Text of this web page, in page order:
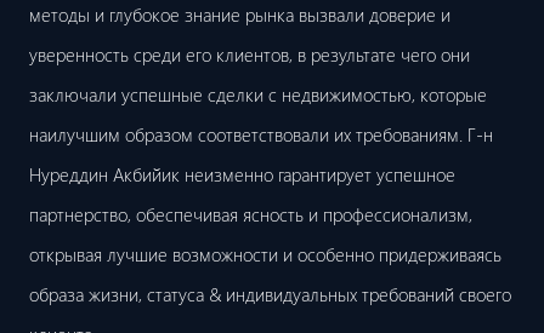
методы и глубокое знание рынка вызвали доверие и
уверенность среди его клиентов, в результате чего они
заключали успешные сделки с недвижимостью, которые
наилучшим образом соответствовали их требованиям. Г-н
Нуреддин Акбийик неизменно гарантирует успешное
партнерство, обеспечивая ясность и профессионализм,
открывая лучшие возможности и особенно придерживаясь
образа жизни, статуса & индивидуальных требований своего